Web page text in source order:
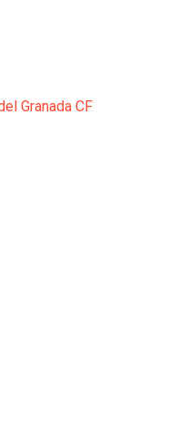
Granada CF